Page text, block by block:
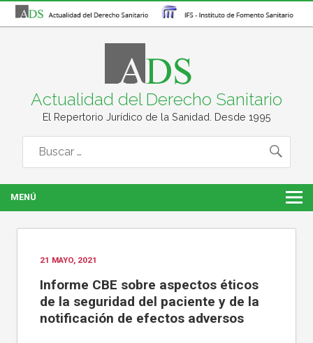
Actualidad del Derecho Sanitario
El Repertorio Jurídico de la Sanidad. Desde 1995
MENÚ
21 MAYO, 2021
Informe CBE sobre aspectos éticos
de la seguridad del paciente y de la
notificación de efectos adversos